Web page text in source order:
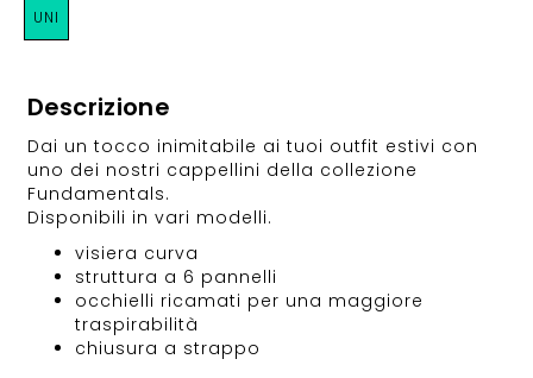
UNI
Descrizione
Dai un tocco inimitabile ai tuoi outfit estivi con
uno dei nostri cappellini della collezione
Fundamentals.
Disponibili in vari modelli.
visiera curva
struttura a 6 pannelli
occhielli ricamati per una maggiore
traspirabilità
chiusura a strappo